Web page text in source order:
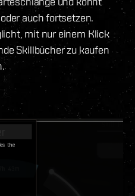
auch fortsetzen.
mit nur einem Klick
Skillbücher zu kaufen